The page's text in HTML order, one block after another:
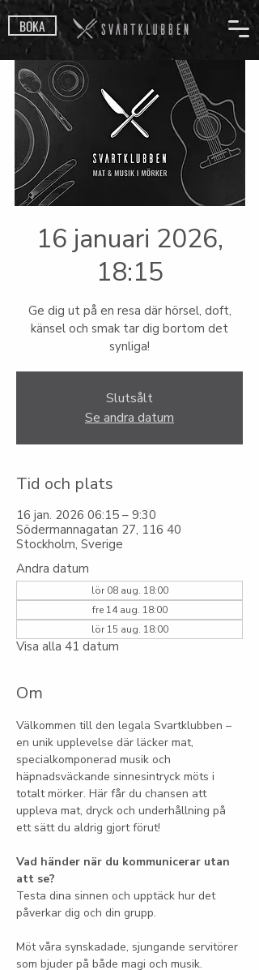
BOKA
16 januari 2026,
18:15
Ge dig ut på en resa där hörsel, doft,
känsel och smak tar dig bortom det
synliga!
Slutsålt
Se andra datum
Tid och plats
16 jan. 2026 06:15 – 9:30
Södermannagatan 27, 116 40
Stockholm, Sverige
Andra datum
lör 08 aug. 18:00
fre 14 aug. 18:00
lör 15 aug. 18:00
Visa alla 41 datum
Om
Välkommen till den legala Svartklubben –
en unik upplevelse där läcker mat,
specialkomponerad musik och
häpnadsväckande sinnesintryck möts i
totalt mörker. Här får du chansen att
uppleva mat, dryck och underhållning på
ett sätt du aldrig gjort förut!
Vad händer när du kommunicerar utan
att se?
Testa dina sinnen och upptäck hur det
påverkar dig och din grupp.
Möt våra synskadade, sjungande servitörer
som bjuder på både magi och musik.